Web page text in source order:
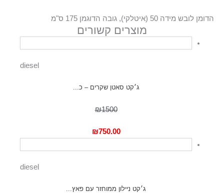
הדומן לובש מידה 50 (איטלקי), גובה הדוגמן 175 ס"מ
מוצרים קשורים
diesel
ג׳קט סאטן שקרים – כ...
₪1500
₪750.00
diesel
ג׳קט ניילון ממוחזר עם פאץ...